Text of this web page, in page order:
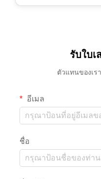
รับใบเ
ตัวแทนของเร
อีเมล
ชื่อ